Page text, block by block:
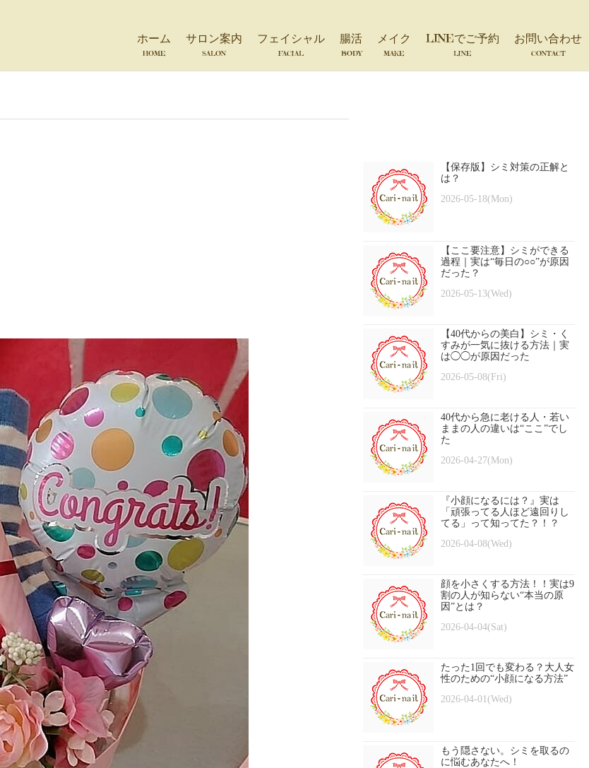
ホーム
HOME
サロン案内
SALON
フェイシャル
FACIAL
腸活
BODY
メイク
MAKE
LINEでご予約
LINE
お問い合わせ
CONTACT
【保存版】シミ対策の正解と
は？
2026-05-18(Mon)
【ここ要注意】シミができる
過程｜実は“毎日の○○”が原因
だった？
2026-05-13(Wed)
【40代からの美白】シミ・く
すみが一気に抜ける方法｜実
は◯◯が原因だった
2026-05-08(Fri)
40代から急に老ける人・若い
ままの人の違いは“ここ”でし
た
2026-04-27(Mon)
『小顔になるには？』実は
「頑張ってる人ほど遠回りし
てる」って知ってた？！？
2026-04-08(Wed)
顔を小さくする方法！！実は9
割の人が知らない“本当の原
因”とは？
2026-04-04(Sat)
たった1回でも変わる？大人女
性のための“小顔になる方法”
2026-04-01(Wed)
もう隠さない。シミを取るの
に悩むあなたへ！